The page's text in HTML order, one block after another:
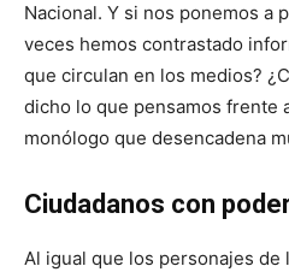
Nacional. Y si nos ponemos a
veces hemos contrastado
que circulan en los medios?
dicho lo que pensamos frente
monólogo que desencadena
Ciudadanos con
Al igual que los personajes de